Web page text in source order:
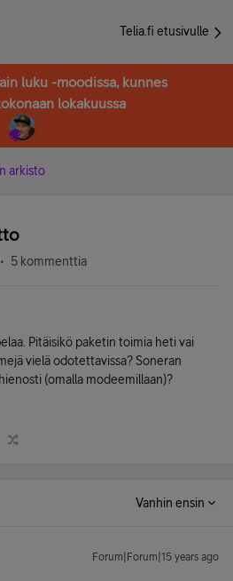
Telia.fi etusivulle
luku -moodissa, kunnes
lokakuussa
arkisto
5 kommenttia
Pitäisikö paketin toimia heti vai
vielä odotettavissa? Soneran
(omalla modeemillaan)?
Vanhin ensin
Forum|Forum|15 years ago